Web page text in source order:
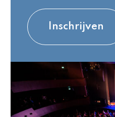
Inschrijven